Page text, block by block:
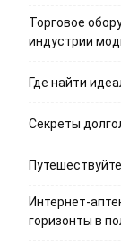
Торговое
индустрии
Где найти
Секреты
Интернет-
горизонты в